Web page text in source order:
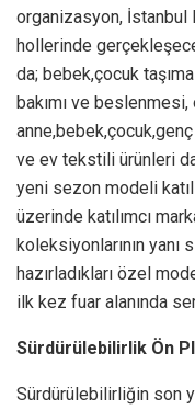
organizasyon, İstanbul
hollerinde
da; bebek,çocuk
bakımı ve
ve ev tekstili ürünleri
yeni sezon modeli
üzerinde katılımcı
koleksiyonlarının yanı
hazırladıkları özel
ilk kez fuar alanında
Sürdürülebilirlik Ön
Sürdürülebilirliğin son